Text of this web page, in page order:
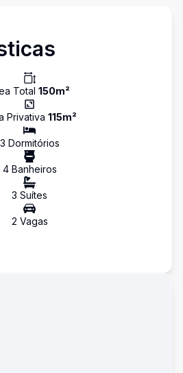
Total 150m²
Privativa 115m²
3 Dormitórios
4Banheiros
3 Suítes
2 Vagas